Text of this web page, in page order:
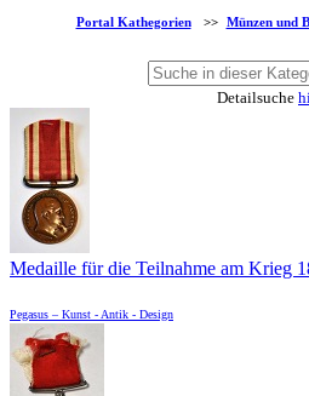
Portal Kathegorien >> Münzen und
Detailsuche
Medaille für die Teilnahme am Krieg
Pegasus – Kunst - Antik - Design